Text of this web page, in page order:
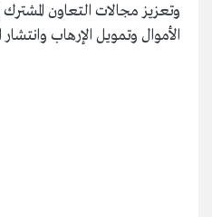
وتعزيز مجالات التعاون
الأموال وتمويل الإرهاب